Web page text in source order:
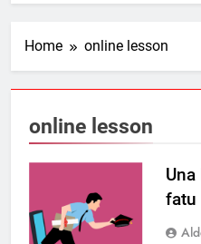
Home online lesson
online lesson
fatu